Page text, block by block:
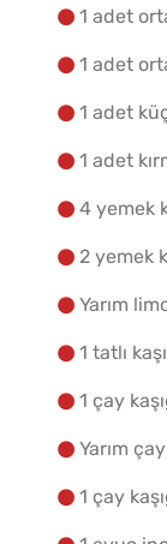
1 adet
1 adet
1 adet
1 adet
4 yemek
2 yemek
Yarım
1 tatlı
1 çay
Yarım
1 çay